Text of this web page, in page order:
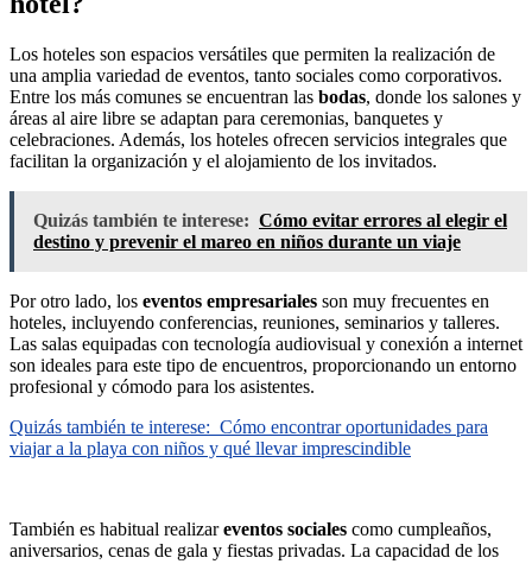
Los hoteles son espacios versátiles que permiten la realización de
una amplia variedad de eventos, tanto sociales como corporativos.
Entre los más comunes se encuentran las bodas, donde los salones y
áreas al aire libre se adaptan para ceremonias, banquetes y
celebraciones. Además, los hoteles ofrecen servicios integrales que
facilitan la organización y el alojamiento de los invitados.
Quizás también te interese: Cómo evitar errores al elegir el
destino y prevenir el mareo en niños durante un viaje
Por otro lado, los eventos empresariales son muy frecuentes en
hoteles, incluyendo conferencias, reuniones, seminarios y talleres.
Las salas equipadas con tecnología audiovisual y conexión a internet
son ideales para este tipo de encuentros, proporcionando un entorno
profesional y cómodo para los asistentes.
Quizás también te interese: Cómo encontrar oportunidades para
viajar a la playa con niños y qué llevar imprescindible
También es habitual realizareventos sociales como cumpleaños,
aniversarios, cenas de gala y fiestas privadas. La capacidad de los